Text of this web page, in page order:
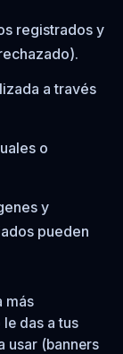
registrados y
a través
o
y
pueden
más
das a tus
usar (banners